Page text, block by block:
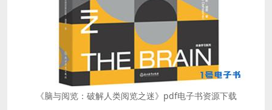
《脑与阅览：破解人类阅览之迷》pdf电子书资源下载